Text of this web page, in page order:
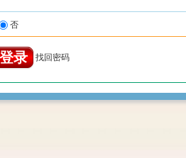
否
找回密码